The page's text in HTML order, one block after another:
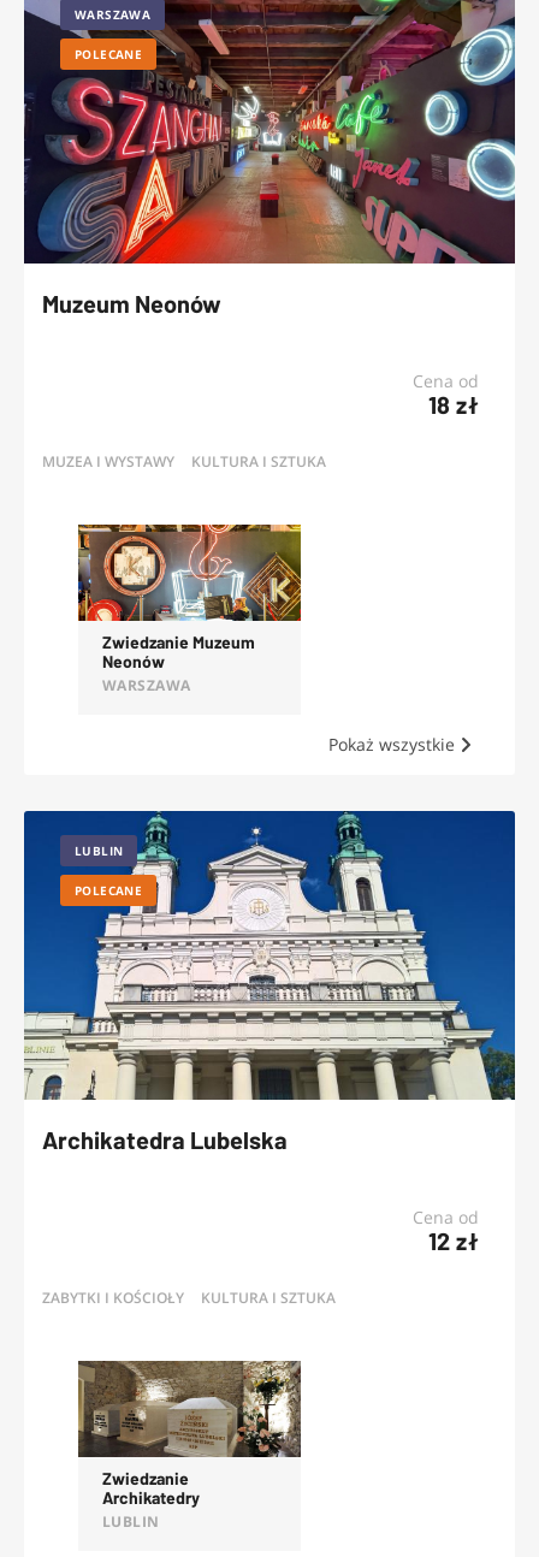
WARSZAWA
POLECANE
Muzeum Neonów
Cena od
18 zł
MUZEA I WYSTAWY KULTURA I SZTUKA
Zwiedzanie Muzeum
Neonów
WARSZAWA
Pokaż wszystkie
LUBLIN
POLECANE
Archikatedra Lubelska
Cena od
12 zł
ZABYTKI I KOŚCIOŁY KULTURA I SZTUKA
Zwiedzanie
Archikatedry
Lubelskiej
LUBLIN